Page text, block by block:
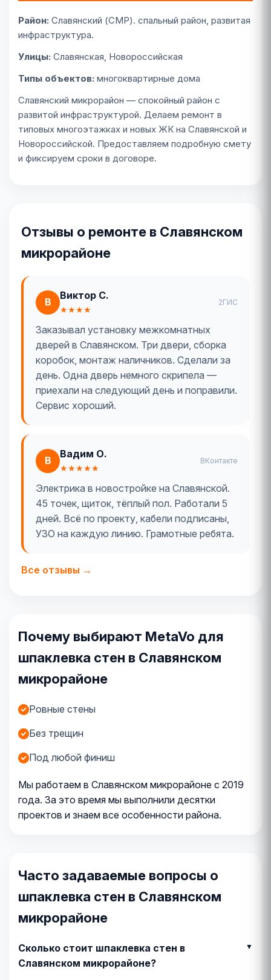
Район: Славянский (СМР). спальный район, развитая
инфраструктура.
Улицы: Славянская, Новороссийская
Типы объектов: многоквартирные дома
Славянский микрорайон — спокойный район с
развитой инфраструктурой. Делаем ремонт в
типовых многоэтажках и новых ЖК на Славянской и
Новороссийской. Предоставляем подробную смету
и фиксируем сроки в договоре.
Отзывы о ремонте в Славянском
микрорайоне
В
Виктор С.
★★★★
2ГИС
Заказывал установку межкомнатных
дверей в Славянском. Три двери, сборка
коробок, монтаж наличников. Сделали за
день. Одна дверь немного скрипела —
приехали на следующий день и поправили.
Сервис хороший.
В
Вадим О.
★★★★★
ВКонтакте
Электрика в новостройке на Славянской.
45 точек, щиток, тёплый пол. Работали 5
дней. Всё по проекту, кабели подписаны,
УЗО на каждую линию. Грамотные ребята.
Все отзывы →
Почему выбирают MetaVo для
шпаклевка стен в Славянском
микрорайоне
Ровные стены
Без трещин
Под любой финиш
Мы работаем в Славянском микрорайоне с 2019
года. За это время мы выполнили десятки
проектов и знаем все особенности района.
Часто задаваемые вопросы о
шпаклевка стен в Славянском
микрорайоне
Сколько стоит шпаклевка стен в
Славянском микрорайоне?